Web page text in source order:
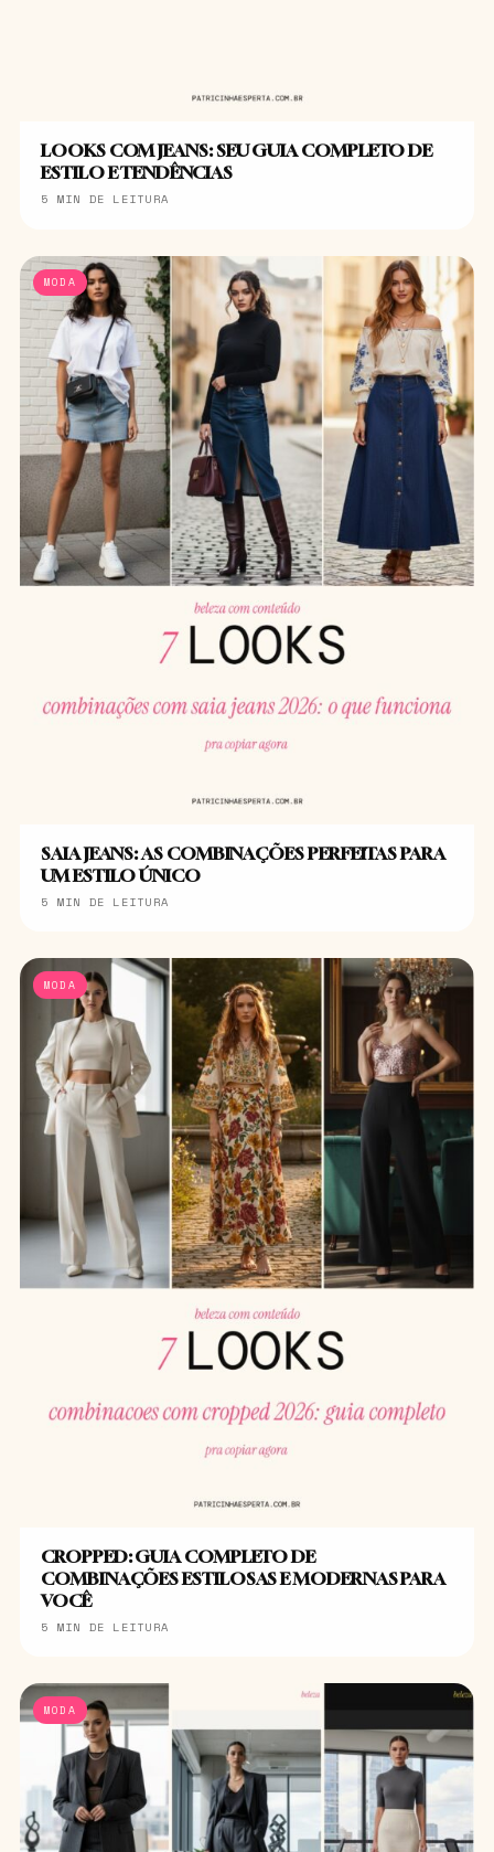
LOOKS COM JEANS: SEU GUIA COMPLETO DE
ESTILO E TENDÊNCIAS
5 MIN DE LEITURA
MODA
SAIA JEANS: AS COMBINAÇÕES PERFEITAS PARA
UM ESTILO ÚNICO
5 MIN DE LEITURA
MODA
CROPPED: GUIA COMPLETO DE
COMBINAÇÕES ESTILOSAS E MODERNAS PARA
VOCÊ
5 MIN DE LEITURA
MODA